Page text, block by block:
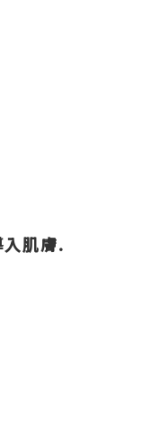
肌膚.